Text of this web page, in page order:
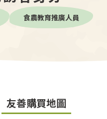
食農教育推廣人員
友善購買地圖